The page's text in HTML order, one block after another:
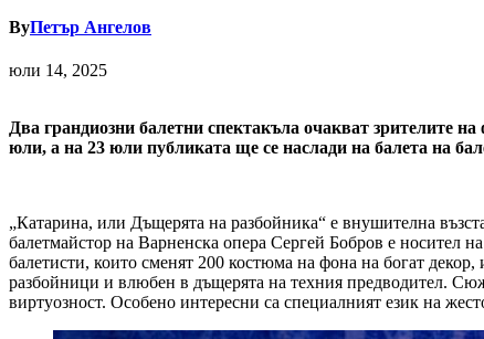
ByПетър Ангелов
юли 14, 2025
Два грандиозни балетни спектакъла очакват зрителите
юли, а на 23 юли публиката ще се наслади на балета на
„Катарина, или Дъщерята на разбойника“ е внушителна
балетмайстор на Варненска опера Сергей Бобров е носител
балетисти, които сменят 200 костюма на фона на богат
разбойници и влюбен в дъщерята на техния предводител.
виртуозност. Особено интересни са специалният език на